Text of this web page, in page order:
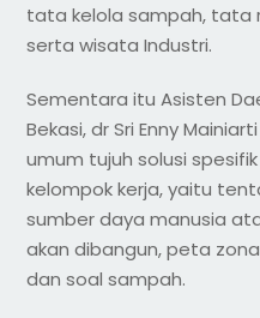
tata kelola sampah, tata
serta wisata Industri.
Sementara itu Asisten
Bekasi, dr Sri Enny
umum tujuh solusi
kelompok kerja, yaitu
sumber daya manusia
akan dibangun, peta
dan soal sampah.